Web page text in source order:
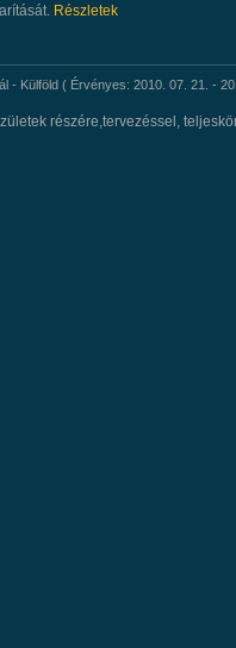
Részletek
- Külföld ( Érvényes: 2010. 07. 21. -
részére,tervezéssel,